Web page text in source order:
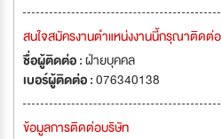
สนใจสมัครงานตำแหน่งงานนี้กรุณาติดต่อ
ชื่อผู้ติดต่อ :ฝ่ายบุคคล
เบอร์ผู้ติดต่อ :076340138
ข้อมูลการติดต่อบริษัท